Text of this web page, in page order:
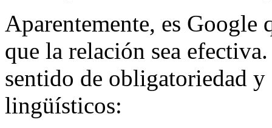
Aparentemente, es Google
que la relación sea
sentido de obligatoriedad y
lingüísticos: